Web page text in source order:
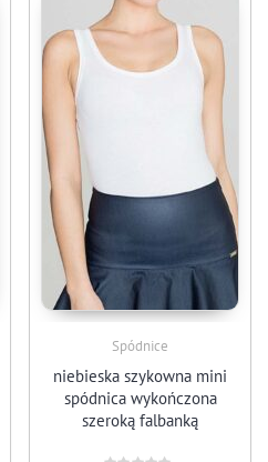
Spódnice
niebieska szykowna mini
spódnica wykończona
szeroką falbanką